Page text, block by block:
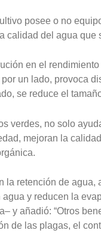
posee o no
calidad del agua que
en el
un lado, provoca
se reduce el
verdes, no solo
mejoran la
la retención de agua,
y reducen la
y añadió: “Otros
de las plagas, el